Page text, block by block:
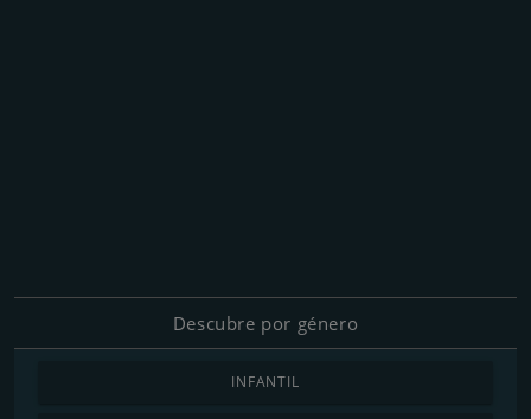
Descubre por género
INFANTIL